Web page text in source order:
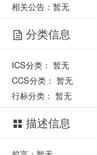
相关公告：暂无
分类信息
ICS分类： 暂无
CCS分类： 暂无
行标分类： 暂无
描述信息